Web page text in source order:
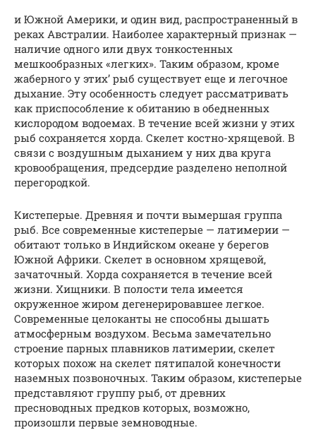
и Южной Америки, и один вид, распространенный в
реках Австралии. Наиболее характерный признак —
наличие одного или двух тонкостенных
мешкообразных «легких». Таким образом, кроме
жаберного у этих’ рыб существует еще и легочное
дыхание. Эту особенность следует рассматривать
как приспособление к обитанию в обедненных
кислородом водоемах. В течение всей жизни у этих
рыб сохраняется хорда. Скелет костно-хрящевой. В
связи с воздушным дыханием у них два круга
кровообращения, предсердие разделено неполной
перегородкой.
Кистеперые. Древняя и почти вымершая группа
рыб. Все современные кистеперые — латимерии —
обитают только в Индийском океане у берегов
Южной Африки. Скелет в основном хрящевой,
зачаточный. Хорда сохраняется в течение всей
жизни. Хищники. В полости тела имеется
окруженное жиром дегенерировавшее легкое.
Современные целоканты не способны дышать
атмосферным воздухом. Весьма замечательно
строение парных плавников латимерии, скелет
которых похож на скелет пятипалой конечности
наземных позвоночных. Таким образом, кистеперые
представляют группу рыб, от древних
пресноводных предков которых, возможно,
произошли первые земноводные.